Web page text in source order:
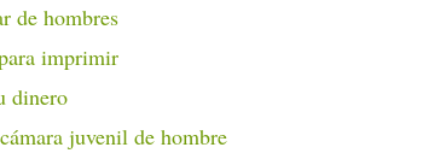
de hombres
imprimir
dinero
juvenil de hombre